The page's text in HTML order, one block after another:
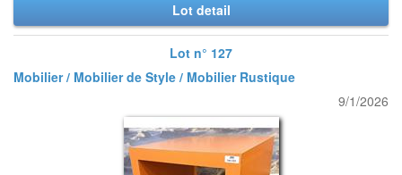
Lot detail
Lot n° 127
Mobilier / Mobilier de Style / Mobilier Rustique
9/1/2026